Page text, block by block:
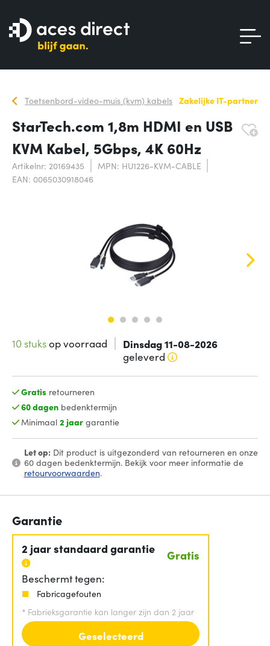
Toetsenbord-video-muis (kvm) kabels Zakelijke IT-partner
StarTech.com 1,8m HDMI en USB
KVM Kabel, 5Gbps, 4K 60Hz
Artikelnr: 20169435
MPN: HU1226-KVM-CABLE
EAN: 0065030918046
10 stuksop voorraad Dinsdag 11-08-2026
geleverd
Gratis retourneren
60 dagenbedenktermijn
Minimaal 2 jaargarantie
Let op:Dit product is uitgezonderd van retourneren en onze
60 dagen bedenktermijn. Bekijk voor meer informatie de
retourvoorwaarden.
Garantie
2 jaar standaard garantie Gratis
Beschermt tegen:
Fabricagefouten
* Fabrieksgarantie kan langer zijn dan 2 jaar
Geselecteerd